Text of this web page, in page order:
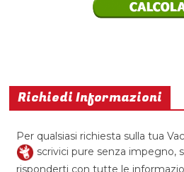
Richiedi Informazioni
Per qualsiasi richiesta sulla tua
scrivici pure senza impegno,
risponderti con tutte le